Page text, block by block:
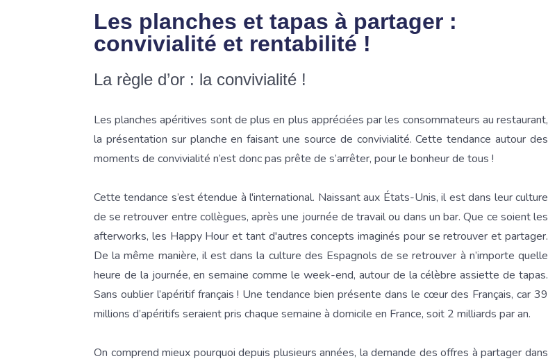
Les planches et tapas à partager :
convivialité et rentabilité !
La règle d’or : la convivialité !
Les planches apéritives sont de plus en plus appréciées par les consommateurs au restaurant,
la présentation sur planche en faisant une source de convivialité. Cette tendance autour des
moments de convivialité n’est donc pas prête de s’arrêter, pour le bonheur de tous !
Cette tendance s’est étendue à l'international. Naissant aux États-Unis, il est dans leur culture
de se retrouver entre collègues, après une journée de travail ou dans un bar. Que ce soient les
afterworks, les Happy Hour et tant d'autres concepts imaginés pour se retrouver et partager.
De la même manière, il est dans la culture des Espagnols de se retrouver à n’importe quelle
heure de la journée, en semaine comme le week-end, autour de la célèbre assiette de tapas.
Sans oublier l’apéritif français ! Une tendance bien présente dans le cœur des Français, car 39
millions d’apéritifs seraient pris chaque semaine à domicile en France, soit 2 milliards par an.
On comprend mieux pourquoi depuis plusieurs années, la demande des offres à partager dans